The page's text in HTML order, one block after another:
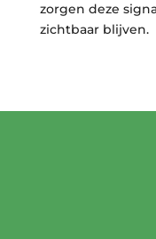
zorgen deze
zichtbaar blijven.